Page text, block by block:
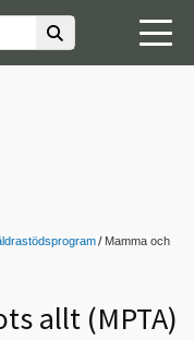
Mamma och
allt (MPTA)